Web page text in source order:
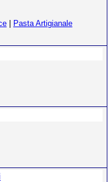
Pasta Artigianale